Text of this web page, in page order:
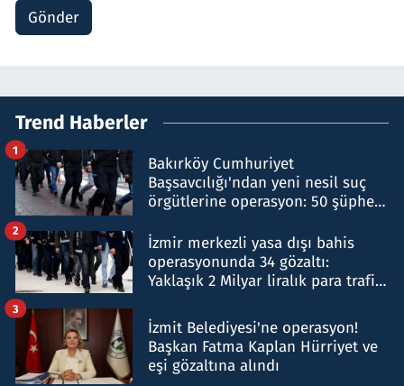
Gönder
Trend Haberler
Bakırköy Cumhuriyet
Başsavcılığı'ndan yeni nesil suç
örgütlerine operasyon: 50 şüpheli
1
İzmir merkezli yasa dışı bahis
operasyonunda 34 gözaltı:
Yaklaşık 2 Milyar liralık para trafiği
2
İzmit Belediyesi'ne operasyon!
Başkan Fatma Kaplan Hürriyet ve
eşi gözaltına alındı
3